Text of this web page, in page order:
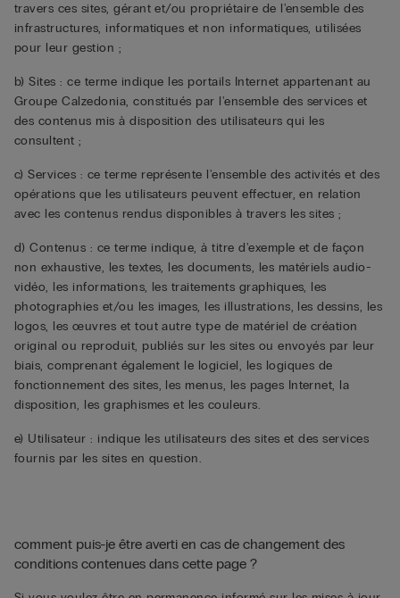
travers ces sites, gérant et/ou propriétaire de l'ensemble des
infrastructures, informatiques et non informatiques, utilisées
pour leur gestion ;
b) Sites : ce terme indique les portails Internet appartenant au
Groupe Calzedonia, constitués par l'ensemble des services et
des contenus mis à disposition des utilisateurs qui les
consultent ;
c) Services : ce terme représente l'ensemble des activités et des
opérations que les utilisateurs peuvent effectuer, en relation
avec les contenus rendus disponibles à travers les sites ;
d) Contenus : ce terme indique, à titre d'exemple et de façon
non exhaustive, les textes, les documents, les matériels audio-
vidéo, les informations, les traitements graphiques, les
photographies et/ou les images, les illustrations, les dessins, les
logos, les œuvres et tout autre type de matériel de création
original ou reproduit, publiés sur les sites ou envoyés par leur
biais, comprenant également le logiciel, les logiques de
fonctionnement des sites, les menus, les pages Internet, la
disposition, les graphismes et les couleurs.
e) Utilisateur : indique les utilisateurs des sites et des services
fournis par les sites en question.
comment puis-je être averti en cas de changement des
conditions contenues dans cette page ?